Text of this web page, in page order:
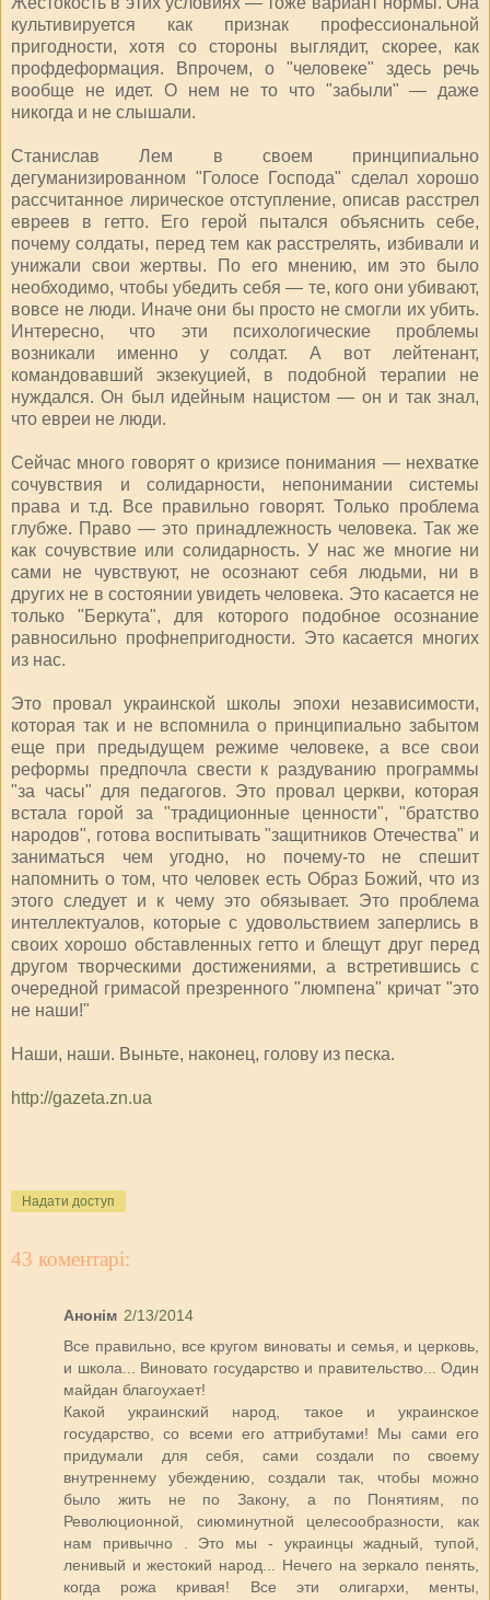
культивируется как признак профессиональной
пригодности, хотя со стороны выглядит, скорее, как
профдеформация. Впрочем, о "человеке" здесь речь
вообще не идет. О нем не то что "забыли" — даже
никогда и не слышали.
Станислав Лем в своем принципиально
дегуманизированном "Голосе Господа" сделал хорошо
рассчитанное лирическое отступление, описав расстрел
евреев в гетто. Его герой пытался объяснить себе,
почему солдаты, перед тем как расстрелять, избивали и
унижали свои жертвы. По его мнению, им это было
необходимо, чтобы убедить себя — те, кого они убивают,
вовсе не люди. Иначе они бы просто не смогли их убить.
Интересно, что эти психологические проблемы
возникали именно у солдат. А вот лейтенант,
командовавший экзекуцией, в подобной терапии не
нуждался. Он был идейным нацистом — он и так знал,
что евреи не люди.
Сейчас много говорят о кризисе понимания — нехватке
сочувствия и солидарности, непонимании системы
права и т.д. Все правильно говорят. Только проблема
глубже. Право — это принадлежность человека. Так же
как сочувствие или солидарность. У нас же многие ни
сами не чувствуют, не осознают себя людьми, ни в
других не в состоянии увидеть человека. Это касается не
только "Беркута", для которого подобное осознание
равносильно профнепригодности. Это касается многих
из нас.
Это провал украинской школы эпохи независимости,
которая так и не вспомнила о принципиально забытом
еще при предыдущем режиме человеке, а все свои
реформы предпочла свести к раздуванию программы
"за часы" для педагогов. Это провал церкви, которая
встала горой за "традиционные ценности", "братство
народов", готова воспитывать "защитников Отечества" и
заниматься чем угодно, но почему-то не спешит
напомнить о том, что человек есть Образ Божий, что из
этого следует и к чему это обязывает. Это проблема
интеллектуалов, которые с удовольствием заперлись в
своих хорошо обставленных гетто и блещут друг перед
другом творческими достижениями, а встретившись с
очередной гримасой презренного "люмпена" кричат "это
не наши!"
Наши, наши. Выньте, наконец, голову из песка.
http://gazeta.zn.ua
Надати доступ
43 коментарі:
Анонім 2/13/2014
Все правильно, все кругом виноваты и семья, и церковь,
и школа... Виновато государство и правительство... Один
майдан благоухает!
Какой украинский народ, такое и украинское
государство, со всеми его аттрибутами! Мы сами его
придумали для себя, сами создали по своему
внутреннему убеждению, создали так, чтобы можно
было жить не по Закону, а по Понятиям, по
Революционной, сиюминутной целесообразности, как
нам привычно . Это мы - украинцы жадный, тупой,
ленивый и жестокий народ... Нечего на зеркало пенять,
когда рожа кривая! Все эти олигархи, менты,